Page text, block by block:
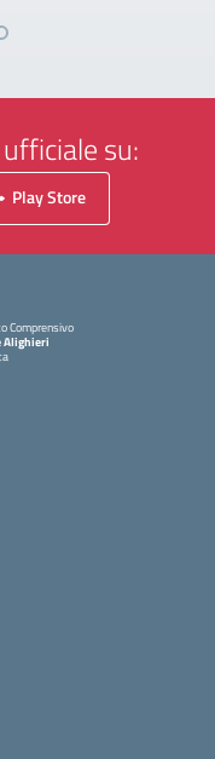
su:
Play Store
Comprensivo
Alighieri